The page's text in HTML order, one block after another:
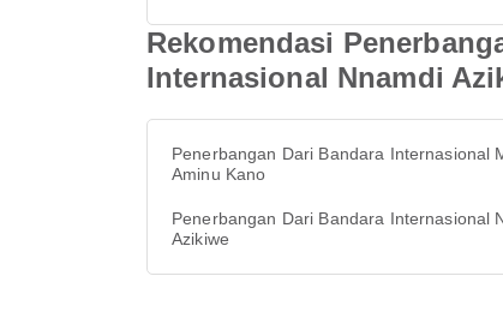
Rekomendasi
Internasional Nnamdi
Penerbangan Dari Bandara Internasional
Aminu Kano
Penerbangan Dari Bandara Internasional
Azikiwe